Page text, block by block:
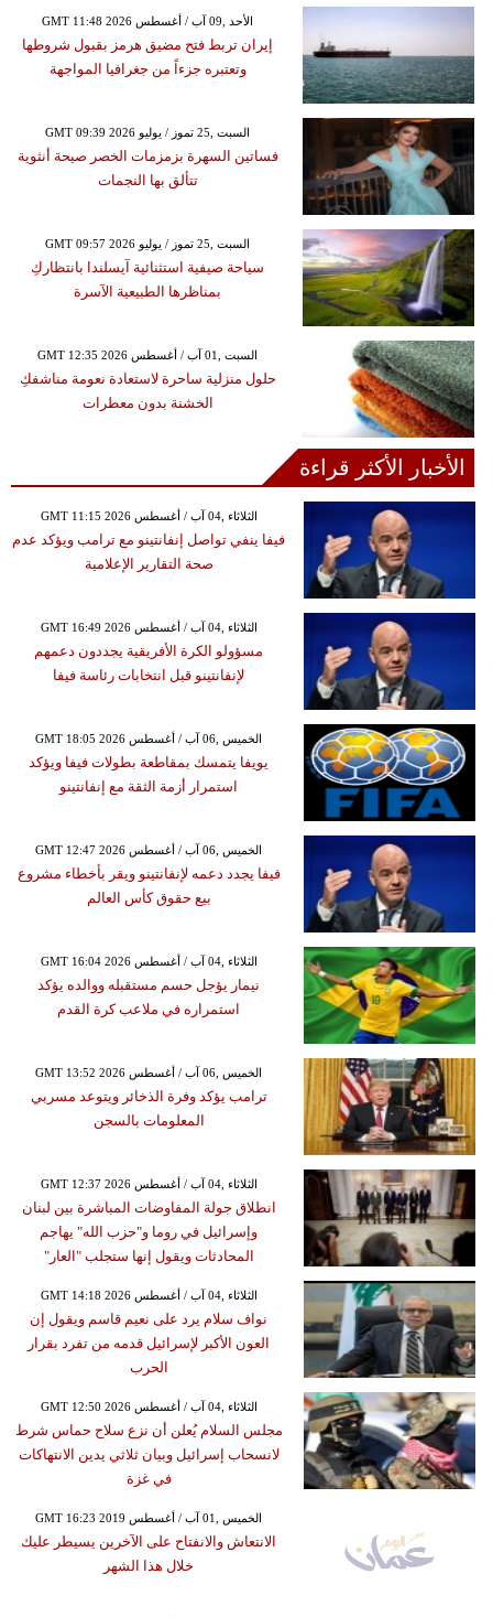
GMT 11:48 2026 الأحد ,09 آب / أغسطس
إيران تربط فتح مضيق هرمز بقبول شروطها
وتعتبره جزءاً من جغرافيا المواجهة
GMT 09:39 2026 السبت ,25 تموز / يوليو
فساتين السهرة بزمزمات الخصر صيحة أنثوية
تتألق بها النجمات
GMT 09:57 2026 السبت ,25 تموز / يوليو
سياحة صيفية استثنائية آيسلندا بانتظاركِ
بمناظرها الطبيعية الآسرة
GMT 12:35 2026 السبت ,01 آب / أغسطس
حلول منزلية ساحرة لاستعادة نعومة مناشفكِ
الخشنة بدون معطرات
الأخبار الأكثر قراءة
GMT 11:15 2026 الثلاثاء ,04 آب / أغسطس
فيفا ينفي تواصل إنفانتينو مع ترامب ويؤكد عدم
صحة التقارير الإعلامية
GMT 16:49 2026 الثلاثاء ,04 آب / أغسطس
مسؤولو الكرة الأفريقية يجددون دعمهم
لإنفانتينو قبل انتخابات رئاسة فيفا
GMT 18:05 2026 الخميس ,06 آب / أغسطس
يويفا يتمسك بمقاطعة بطولات فيفا ويؤكد
استمرار أزمة الثقة مع إنفانتينو
GMT 12:47 2026 الخميس ,06 آب / أغسطس
فيفا يجدد دعمه لإنفانتينو ويقر بأخطاء مشروع
بيع حقوق كأس العالم
GMT 16:04 2026 الثلاثاء ,04 آب / أغسطس
نيمار يؤجل حسم مستقبله ووالده يؤكد
استمراره في ملاعب كرة القدم
GMT 13:52 2026 الخميس ,06 آب / أغسطس
ترامب يؤكد وفرة الذخائر ويتوعد مسربي
المعلومات بالسجن
GMT 12:37 2026 الثلاثاء ,04 آب / أغسطس
انطلاق جولة المفاوضات المباشرة بين لبنان
وإسرائيل في روما و"حزب الله" يهاجم
المحادثات ويقول إنها ستجلب "العار"
GMT 14:18 2026 الثلاثاء ,04 آب / أغسطس
نواف سلام يرد على نعيم قاسم ويقول إن
العون الأكبر لإسرائيل قدمه من تفرد بقرار
الحرب
GMT 12:50 2026 الثلاثاء ,04 آب / أغسطس
مجلس السلام يُعلن أن نزع سلاح حماس شرط
لانسحاب إسرائيل وبيان ثلاثي يدين الانتهاكات
في غزة
GMT 16:23 2019 الخميس ,01 آب / أغسطس
الانتعاش والانفتاح على الآخرين يسيطر عليك
خلال هذا الشهر